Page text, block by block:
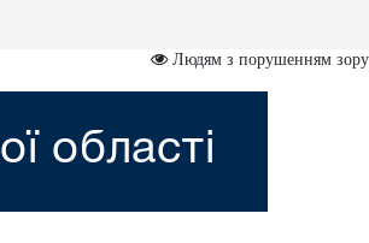
Людям з порушенням зору
області